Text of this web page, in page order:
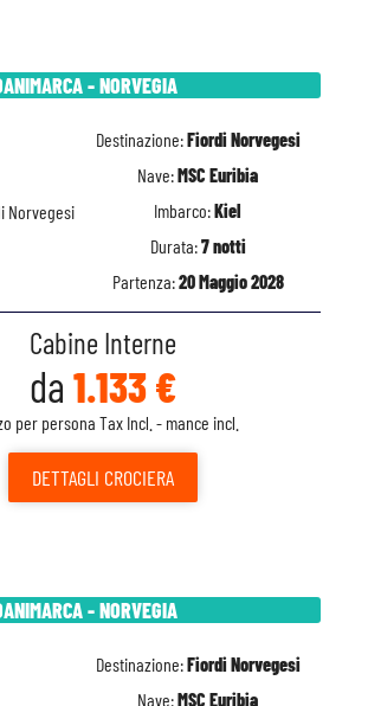
- NORVEGIA
Destinazione:Fiordi Norvegesi
Nave:MSC Euribia
Imbarco:Kiel
Durata:7 notti
Partenza:20 Maggio 2028
Cabine Interne
da 1.133 €
per persona Tax Incl. - mance incl.
DETTAGLI CROCIERA
- NORVEGIA
Destinazione:Fiordi Norvegesi
Nave:MSC Euribia